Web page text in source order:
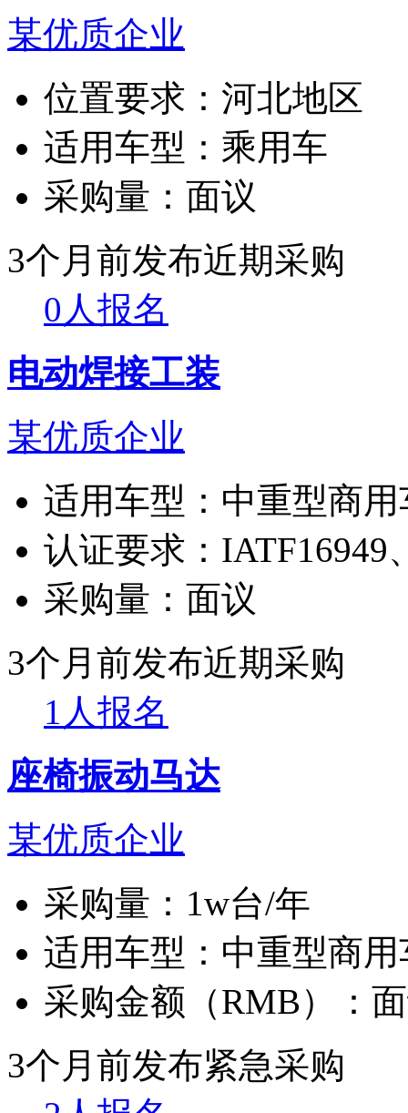
某优质企业
位置要求： 河北地区
适用车型： 乘用车
采购量： 面议
3个月前发布近期采购
0人报名
电动焊接工装
某优质企业
适用车型： 中重型商
认证要求： IATF16949
采购量： 面议
3个月前发布近期采购
1人报名
座椅振动马达
某优质企业
采购量： 1w台/年
适用车型： 中重型商
采购金额（RMB）：
3个月前发布紧急采购